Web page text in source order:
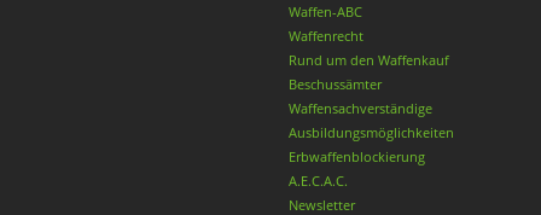
Waffen-ABC
Waffenrecht
Rund um den Waffenkauf
Beschussämter
Waffensachverständige
Ausbildungsmöglichkeiten
Erbwaffenblockierung
A.E.C.A.C.
Newsletter